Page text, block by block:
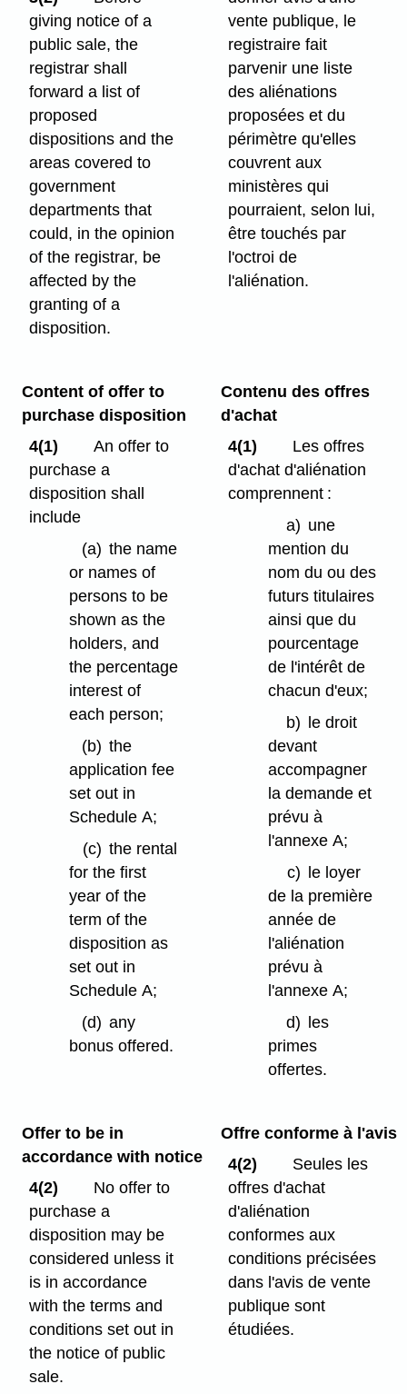
giving notice of a
public sale, the
registrar shall
forward a list of
proposed
dispositions and the
areas covered to
government
departments that
could, in the opinion
of the registrar, be
affected by the
granting of a
disposition.
vente publique, le
registraire fait
parvenir une liste
des aliénations
proposées et du
périmètre qu'elles
couvrent aux
ministères qui
pourraient, selon lui,
être touchés par
l'octroi de
l'aliénation.
Content of offer to
purchase disposition
4(1)
An offer to
purchase a
disposition shall
include
(a) the name
or names of
persons to be
shown as the
holders, and
the percentage
interest of
each person;
(b) the
application fee
set out in
Schedule A;
(c) the rental
for the first
year of the
term of the
disposition as
set out in
Schedule A;
(d) any
bonus offered.
Contenu des offres
d'achat
4(1)
Les offres
d'achat d'aliénation
comprennent :
a) une
mention du
nom du ou des
futurs titulaires
ainsi que du
pourcentage
de l'intérêt de
chacun d'eux;
b) le droit
devant
accompagner
la demande et
prévu à
l'annexe A;
c) le loyer
de la première
année de
l'aliénation
prévu à
l'annexe A;
d) les
primes
offertes.
Offer to be in
accordance with notice
4(2)
No offer to
purchase a
disposition may be
considered unless it
is in accordance
with the terms and
conditions set out in
the notice of public
sale.
Offre conforme à l'avis
4(2)
Seules les
offres d'achat
d'aliénation
conformes aux
conditions précisées
dans l'avis de vente
publique sont
étudiées.